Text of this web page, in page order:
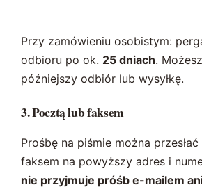
Przy zamówieniu osobistym:
odbioru po ok. 25 dniach.
późniejszy odbiór lub wysyłkę.
3. Pocztą lub faksem
Prośbę na piśmie można
faksem na powyższy adres i
nie przyjmuje próśb e-mailem